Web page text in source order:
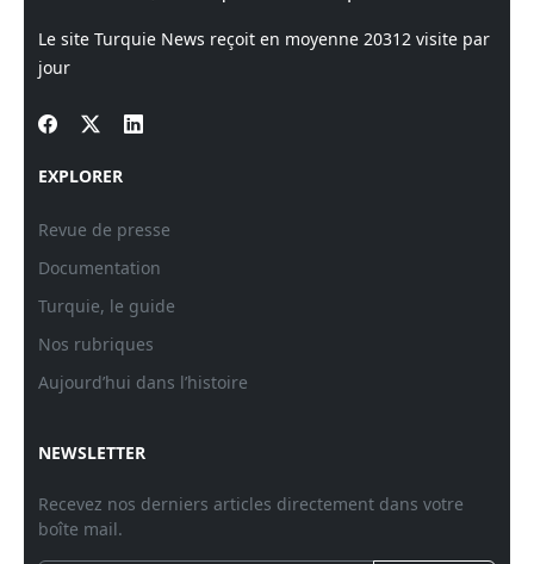
Le site Turquie News reçoit en moyenne 20312 visite par
jour
EXPLORER
Revue de presse
Documentation
Turquie, le guide
Nos rubriques
Aujourd’hui dans l’histoire
NEWSLETTER
Recevez nos derniers articles directement dans votre
boîte mail.